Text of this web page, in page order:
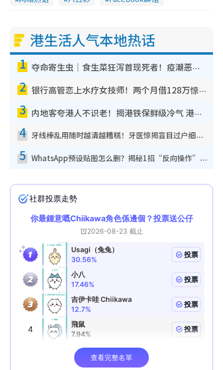
港生活人气本地热话
1 夺命寄生虫｜食生菜狂泻首现死者！疫潮恶化录1.8万宗病例 揭洗菜3大谬误
2 银行高管恋上水疗女技师！两个月借128万惊觉“沉船”沉落火海 揭背后疑似邪教操控卖淫
3 内地客夸港人不识老！揭港铁保鲜级冷气 港人求放过：别投诉
4 牙线棒乱用随时越清越糟糕！牙医惊揭盲目过户细菌恐致蛀牙：这种才是日常真保养
5 WhatsApp预设贴图怎么删？揭秘1招“反向操作”还原简洁界面 附3步实测教程